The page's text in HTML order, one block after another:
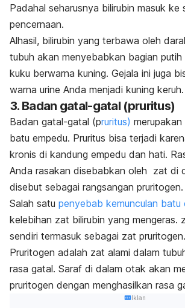
Padahal seharusnya bilirubin masuk ke
pencernaan.
Alhasil, bilirubin yang terbawa oleh
tubuh akan menyebabkan bagian
kuku berwarna kuning. Gejala ini juga
warna urine Anda menjadi kuning keruh.
3. Badan gatal-gatal (pruritus)
Badan gatal-gatal (pruritus) merupakan
batu empedu. Pruritus bisa terjadi
kronis di kandung empedu dan hati.
Anda rasakan disebabkan oleh zat di
disebut sebagai rangsangan pruritogen.
Salah satu penyebab kemunculan batu
kelebihan zat bilirubin yang mengeras.
sendiri termasuk sebagai zat pruritogen.
Pruritogen adalah zat alami dalam
rasa gatal. Saraf di dalam otak akan
pruritogen dengan menghasilkan rasa
Iklan